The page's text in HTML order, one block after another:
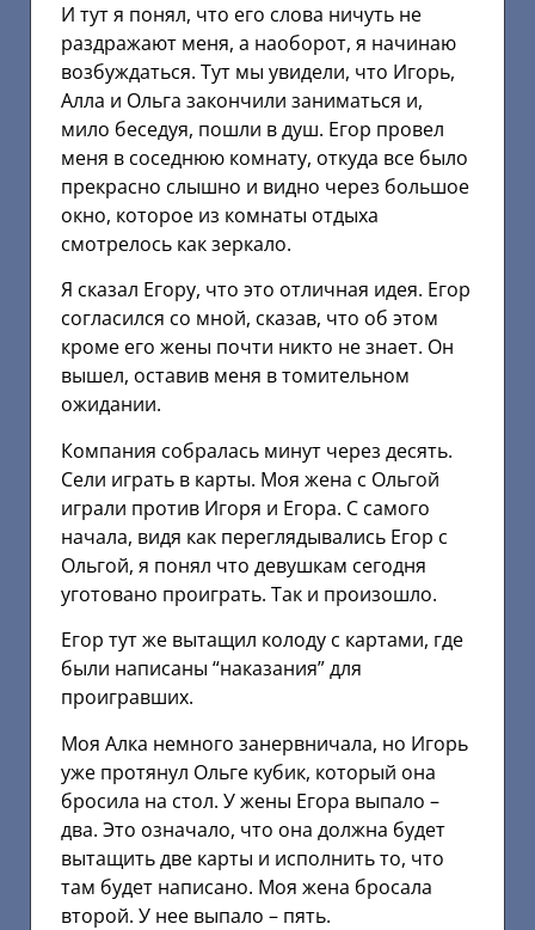
И тут я понял, что его слова ничуть не
раздражают меня, а наоборот, я начинаю
возбуждаться. Тут мы увидели, что Игорь,
Алла и Ольга закончили заниматься и,
мило беседуя, пошли в душ. Егор провел
меня в соседнюю комнату, откуда все было
прекрасно слышно и видно через большое
окно, которое из комнаты отдыха
смотрелось как зеркало.
Я сказал Егору, что это отличная идея. Егор
согласился со мной, сказав, что об этом
кроме его жены почти никто не знает. Он
вышел, оставив меня в томительном
ожидании.
Компания собралась минут через десять.
Сели играть в карты. Моя жена с Ольгой
играли против Игоря и Егора. С самого
начала, видя как переглядывались Егор с
Ольгой, я понял что девушкам сегодня
уготовано проиграть. Так и произошло.
Егор тут же вытащил колоду с картами, где
были написаны “наказания” для
проигравших.
Моя Алка немного занервничала, но Игорь
уже протянул Ольге кубик, который она
бросила на стол. У жены Егора выпало –
два. Это означало, что она должна будет
вытащить две карты и исполнить то, что
там будет написано. Моя жена бросала
второй. У нее выпало – пять.